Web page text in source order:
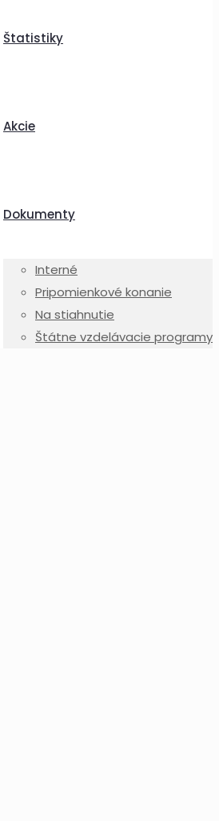
Štatistiky
Akcie
Dokumenty
Interné
Pripomienkové konanie
Na stiahnutie
Štátne vzdelávacie programy